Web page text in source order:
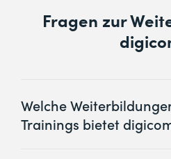
Fragen zur
Welche
Trainings bietet